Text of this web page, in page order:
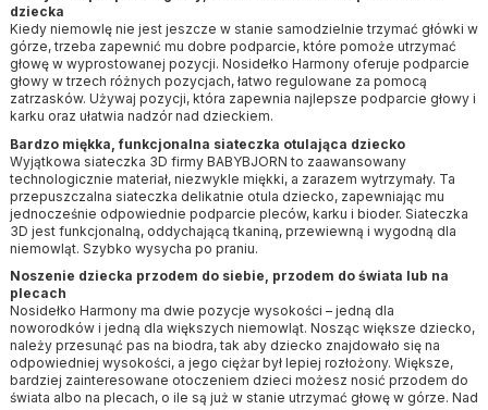
dziecka
Kiedy niemowlę nie jest jeszcze w stanie samodzielnie trzymać główki w
górze, trzeba zapewnić mu dobre podparcie, które pomoże utrzymać
głowę w wyprostowanej pozycji. Nosidełko Harmony oferuje podparcie
głowy w trzech różnych pozycjach, łatwo regulowane za pomocą
zatrzasków. Używaj pozycji, która zapewnia najlepsze podparcie głowy i
karku oraz ułatwia nadzór nad dzieckiem.
Bardzo miękka, funkcjonalna siateczka otulająca dziecko
Wyjątkowa siateczka 3D firmy BABYBJORN to zaawansowany
technologicznie materiał, niezwykle miękki, a zarazem wytrzymały. Ta
przepuszczalna siateczka delikatnie otula dziecko, zapewniając mu
jednocześnie odpowiednie podparcie pleców, karku i bioder. Siateczka
3D jest funkcjonalną, oddychającą tkaniną, przewiewną i wygodną dla
niemowląt. Szybko wysycha po praniu.
Noszenie dziecka przodem do siebie, przodem do świata lub na
plecach
Nosidełko Harmony ma dwie pozycje wysokości – jedną dla
noworodków i jedną dla większych niemowląt. Nosząc większe dziecko,
należy przesunąć pas na biodra, tak aby dziecko znajdowało się na
odpowiedniej wysokości, a jego ciężar był lepiej rozłożony. Większe,
bardziej zainteresowane otoczeniem dzieci możesz nosić przodem do
świata albo na plecach, o ile są już w stanie utrzymać głowę w górze. Nad